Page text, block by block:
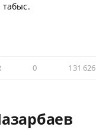
0 131 626